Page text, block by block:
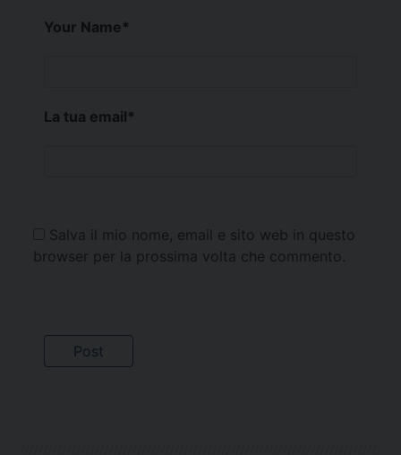
Your Name*
La tua email*
Salva il mio nome, email e sito web in questo
browser per la prossima volta che commento.